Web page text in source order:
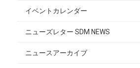
イベントカレンダー
ニューズレター SDM NEWS
ニュースアーカイブ